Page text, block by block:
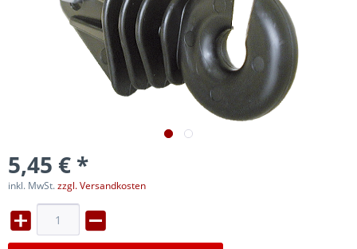
5,45 € *
inkl. MwSt.zzgl. Versandkosten